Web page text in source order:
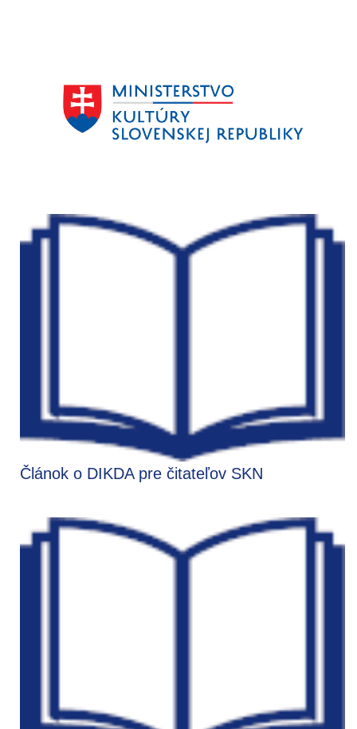
Článok o DIKDA pre čitateľov SKN